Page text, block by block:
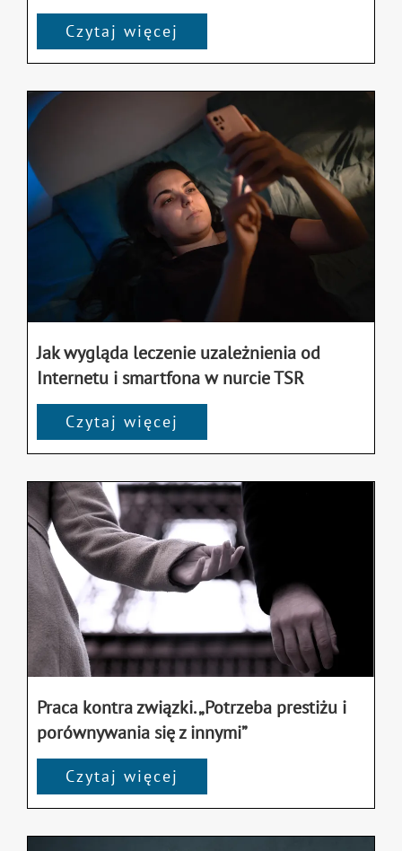
Czytaj więcej
Jak wygląda leczenie uzależnienia od
Internetu i smartfona w nurcie TSR
Czytaj więcej
Praca kontra związki. „Potrzeba prestiżu i
porównywania się z innymi”
Czytaj więcej